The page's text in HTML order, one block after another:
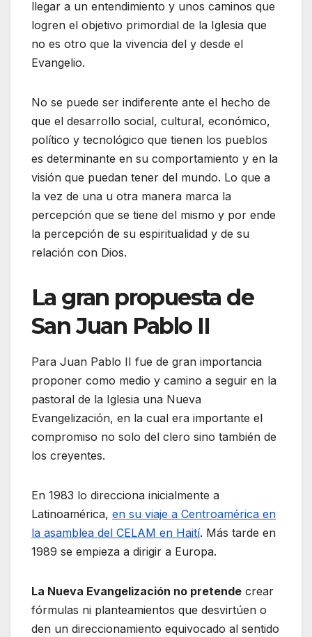
llegar a un entendimiento y unos caminos que
logren el objetivo primordial de la Iglesia que
no es otro que la vivencia del y desde el
Evangelio.
No se puede ser indiferente ante el hecho de
que el desarrollo social, cultural, económico,
político y tecnológico que tienen los pueblos
es determinante en su comportamiento y en la
visión que puedan tener del mundo. Lo que a
la vez de una u otra manera marca la
percepción que se tiene del mismo y por ende
la percepción de su espiritualidad y de su
relación con Dios.
La gran propuesta de
San Juan Pablo II
Para Juan Pablo II fue de gran importancia
proponer como medio y camino a seguir en la
pastoral de la Iglesia una Nueva
Evangelización, en la cual era importante el
compromiso no solo del clero sino también de
los creyentes.
En 1983 lo direcciona inicialmente a
Latinoamérica, en su viaje a Centroamérica en
la asamblea del CELAM en Haití. Más tarde en
1989 se empieza a dirigir a Europa.
La Nueva Evangelización no pretende crear
fórmulas ni planteamientos que desvirtúen o
den un direccionamiento equivocado al sentido